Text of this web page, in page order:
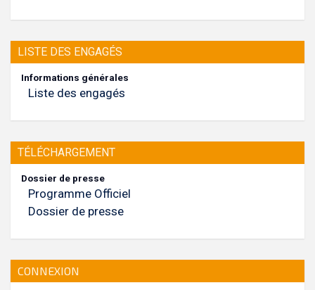
LISTE DES ENGAGÉS
Informations générales
Liste des engagés
TÉLÉCHARGEMENT
Dossier de presse
Programme Officiel
Dossier de presse
CONNEXION